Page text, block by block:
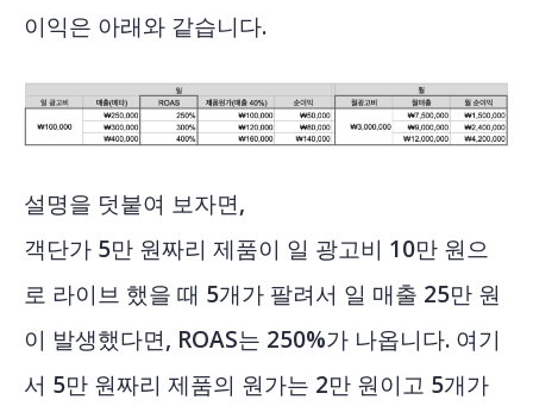
이익은 아래와 같습니다.
설명을 덧붙여 보자면,
객단가 5만 원짜리 제품이 일 광고비 10만 원으
로 라이브 했을 때 5개가 팔려서 일 매출 25만 원
이 발생했다면, ROAS는 250%가 나옵니다. 여기
서 5만 원짜리 제품의 원가는 2만 원이고 5개가